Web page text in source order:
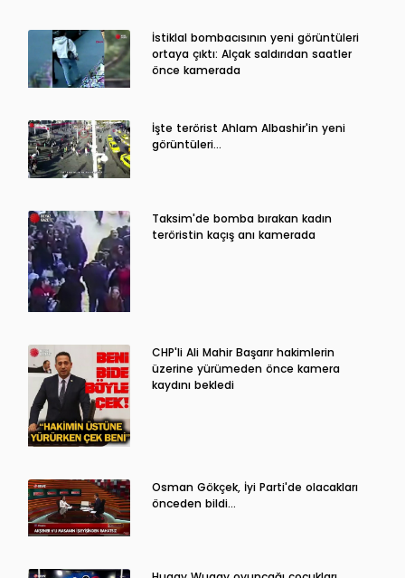
İstiklal bombacısının yeni görüntüleri
ortaya çıktı: Alçak saldırıdan saatler
önce kamerada
İşte terörist Ahlam Albashir'in yeni
görüntüleri…
Taksim'de bomba bırakan kadın
teröristin kaçış anı kamerada
CHP'li Ali Mahir Başarır hakimlerin
üzerine yürümeden önce kamera
kaydını bekledi
Osman Gökçek, İyi Parti'de olacakları
önceden bildi...